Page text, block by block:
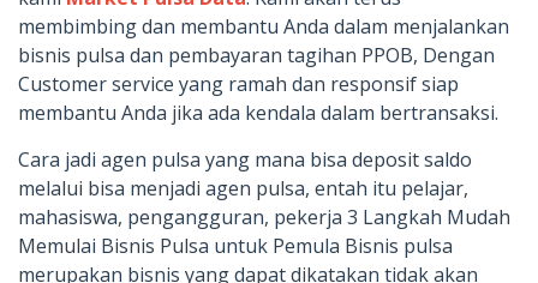
membimbing dan membantu Anda dalam menjalankan
bisnis pulsa dan pembayaran tagihan PPOB, Dengan
Customer service yang ramah dan responsif siap
membantu Anda jika ada kendala dalam bertransaksi.
Cara jadi agen pulsa yang mana bisa deposit saldo
melalui bisa menjadi agen pulsa, entah itu pelajar,
mahasiswa, pengangguran, pekerja 3 Langkah Mudah
Memulai Bisnis Pulsa untuk Pemula Bisnis pulsa
merupakan bisnis yang dapat dikatakan tidak akan